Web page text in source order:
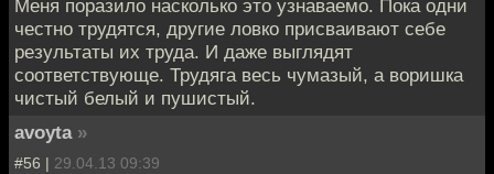
Меня поразило насколько это узнаваемо. Пока одни
честно трудятся, другие ловко присваивают себе
результаты их труда. И даже выглядят
соответствующе. Трудяга весь чумазый, а воришка
чистый белый и пушистый.
avoyta »
#56 | 29.04.13 09:39